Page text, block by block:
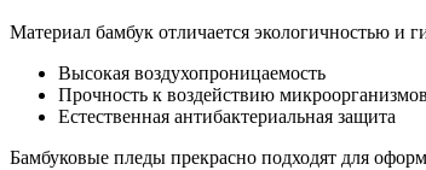
Материал бамбук отличается экологичностью и
Высокая воздухопроницаемость
Прочность к воздействию микроорганизмов
Естественная антибактериальная защита
Бамбуковые пледы прекрасно подходят для